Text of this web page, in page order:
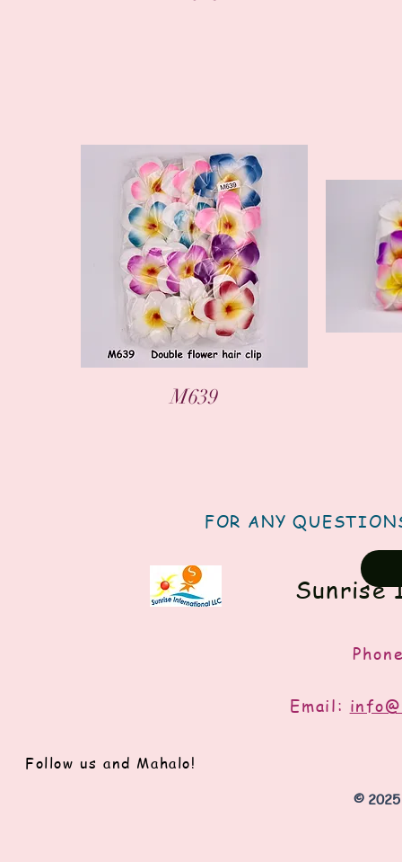
العرض السريع
M639
FOR ANY
Sunrise
Email:
Follow us and Mahalo!
© 2025